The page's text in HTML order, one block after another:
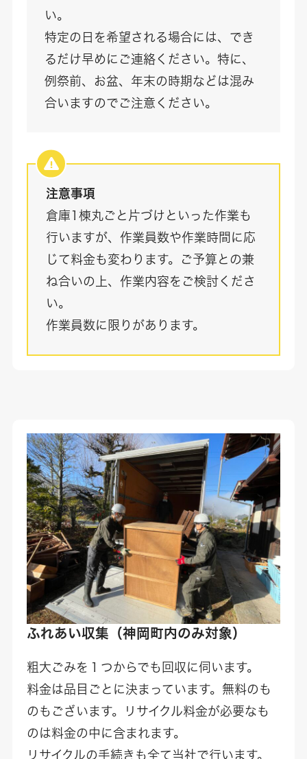
い。
特定の日を希望される場合には、でき
るだけ早めにご連絡ください。特に、
例祭前、お盆、年末の時期などは混み
合いますのでご注意ください。
注意事項
倉庫1棟丸ごと片づけといった作業も
行いますが、作業員数や作業時間に応
じて料金も変わります。ご予算との兼
ね合いの上、作業内容をご検討くださ
い。
作業員数に限りがあります。
ふれあい収集 （神岡町内のみ対象）
粗大ごみを１つからでも回収に伺います。
料金は品目ごとに決まっています。無料のも
のもございます。リサイクル料金が必要なも
のは料金の中に含まれます。
リサイクルの手続きも全て当社で行います。